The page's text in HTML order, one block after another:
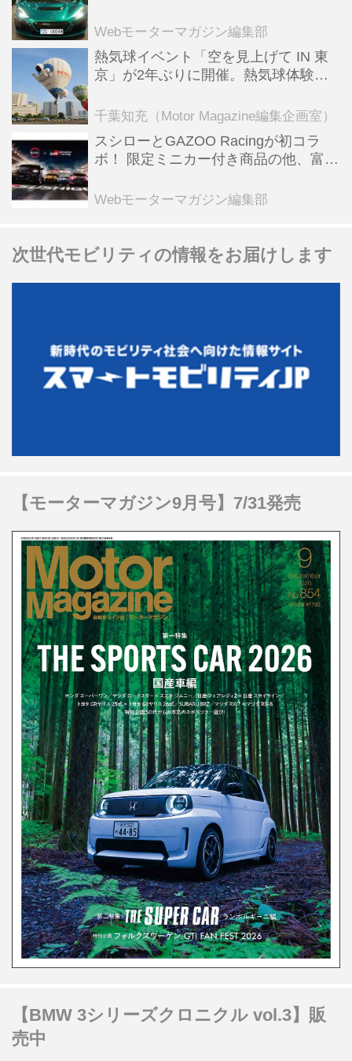
全版／115】
Webモーターマガジン編集部
熱気球イベント「空を見上げて IN 東
京」が2年ぶりに開催。熱気球体験搭
ンテンツも
千葉知充（Motor Magazine編集企画室）
スシローとGAZOO Racingが初コラ
ボ！ 限定ミニカー付き商品の他、富士
る抽選企画などを展開
Webモーターマガジン編集部
次世代モビリティの情報をお届けします
【モーターマガジン9月号】7/31発売
【BMW 3シリーズクロニクル vol.3】販
売中